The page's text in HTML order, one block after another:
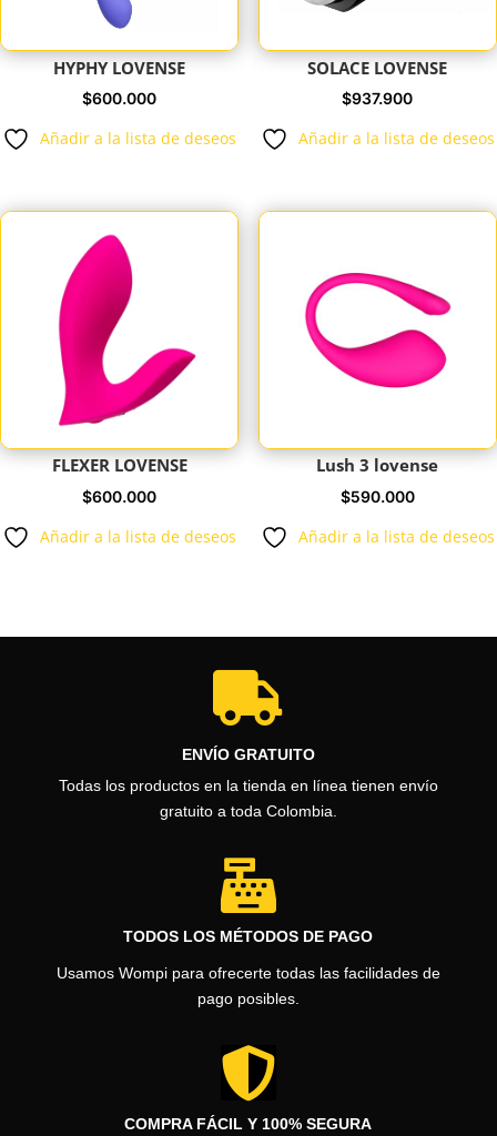
HYPHY LOVENSE
$600.000
Añadir a la lista de deseos
SOLACE LOVENSE
$937.900
Añadir a la lista de deseos
FLEXER LOVENSE
$600.000
Añadir a la lista de deseos
Lush 3 lovense
$590.000
Añadir a la lista de deseos

ENVÍO GRATUITO
Todas los productos en la tienda en línea tienen envío
gratuito a toda Colombia.

TODOS LOS MÉTODOS DE PAGO
Usamos Wompi para ofrecerte todas las facilidades de
pago posibles.

COMPRA FÁCIL Y 100% SEGURA